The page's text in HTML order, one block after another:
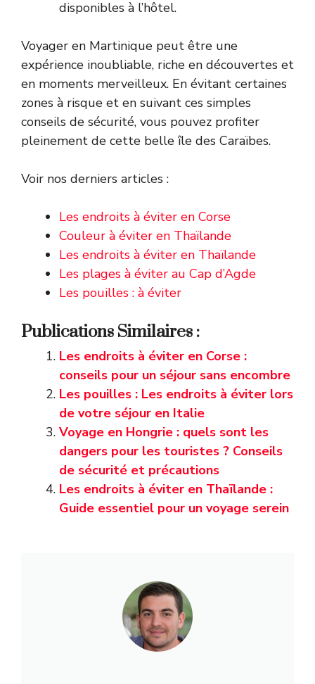
disponibles à l’hôtel.
Voyager en Martinique peut être une
expérience inoubliable, riche en découvertes et
en moments merveilleux. En évitant certaines
zones à risque et en suivant ces simples
conseils de sécurité, vous pouvez profiter
pleinement de cette belle île des Caraïbes.
Voir nos derniers articles :
Les endroits à éviter en Corse
Couleur à éviter en Thaïlande
Les endroits à éviter en Thaïlande
Les plages à éviter au Cap d’Agde
Les pouilles : à éviter
Publications Similaires :
Les endroits à éviter en Corse :
conseils pour un séjour sans encombre
Les pouilles : Les endroits à éviter lors
de votre séjour en Italie
Voyage en Hongrie : quels sont les
dangers pour les touristes ? Conseils
de sécurité et précautions
Les endroits à éviter en Thaïlande :
Guide essentiel pour un voyage serein